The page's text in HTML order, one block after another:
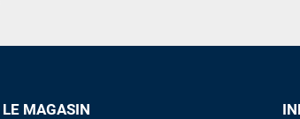
LE MAGASIN